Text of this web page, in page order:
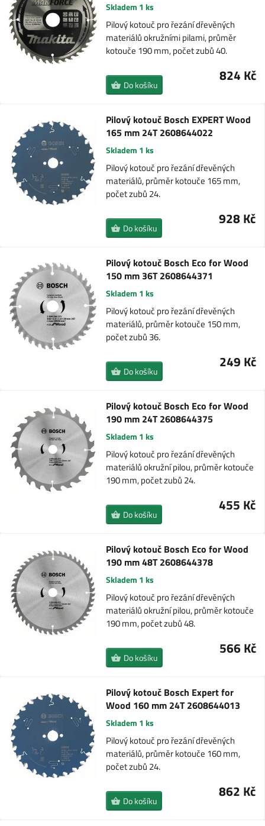
Skladem 1 ks
Pilový kotouč pro řezání dřevěných
materiálů okružními pilami, průměr
kotouče 190 mm, počet zubů 40.
824 Kč
Do košíku
Pilový kotouč Bosch EXPERT Wood
165 mm 24T 2608644022
Skladem 1 ks
Pilový kotouč pro řezání dřevěných
materiálů, průměr kotouče 165 mm,
počet zubů 24.
928 Kč
Do košíku
Pilový kotouč Bosch Eco for Wood
150 mm 36T 2608644371
Skladem 1 ks
Pilový kotouč pro řezání dřevěných
materiálů, průměr kotouče 150 mm,
počet zubů 36.
249 Kč
Do košíku
Pilový kotouč Bosch Eco for Wood
190 mm 24T 2608644375
Skladem 1 ks
Pilový kotouč pro řezání dřevěných
materiálů okružní pilou, průměr kotouče
190 mm, počet zubů 24.
455 Kč
Do košíku
Pilový kotouč Bosch Eco for Wood
190 mm 48T 2608644378
Skladem 1 ks
Pilový kotouč pro řezání dřevěných
materiálů okružní pilou, průměr kotouče
190 mm, počet zubů 48.
566 Kč
Do košíku
Pilový kotouč Bosch Expert for
Wood 160 mm 24T 2608644013
Skladem 1 ks
Pilový kotouč pro řezání dřevěných
materiálů, průměr kotouče 160 mm,
počet zubů 24.
862 Kč
Do košíku